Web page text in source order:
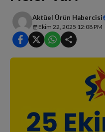
Aktüel Ürün Habercisi
Ekim 22, 2025 12:08 PM